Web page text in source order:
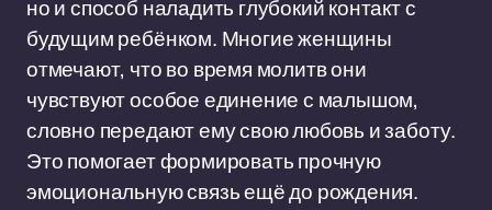
но и способ наладить глубокий контакт с
будущим ребёнком. Многие женщины
отмечают, что во время молитв они
чувствуют особое единение с малышом,
словно передают ему свою любовь и заботу.
Это помогает формировать прочную
эмоциональную связь ещё до рождения.